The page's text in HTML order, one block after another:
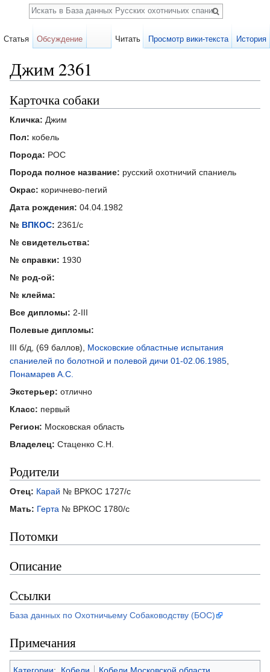
Джим 2361
Карточка собаки
Кличка: Джим
Пол: кобель
Порода: РОС
Порода полное название: русский охотничий спаниель
Окрас: коричнево-пегий
Дата рождения: 04.04.1982
№ ВПКОС: 2361/с
№ свидетельства:
№ справки: 1930
№ род-ой:
№ клейма:
Все дипломы: 2-III
Полевые дипломы:
III б/д, (69 баллов), Московские областные испытания
спаниелей по болотной и полевой дичи 01-02.06.1985
Понамарев А.С.
Экстерьер: отлично
Класс: первый
Регион: Московская область
Владелец: Стаценко С.Н.
Родители
Отец: Карай № ВРКОС 1727/с
Мать: Герта № ВРКОС 1780/с
Потомки
Описание
Ссылки
База данных по Охотничьему Собаководству (БОС)
Примечания
Статья Обсуждение Читать Просмотр вики-текста История
Поиск